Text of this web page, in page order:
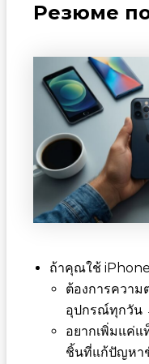
Резюме
ถ้าคุณใช้
ต้องการความ
อุปกรณ์ทุกวัน
อยากเพิ่มแค่แ
ชิ้นที่แก้ปัญหา